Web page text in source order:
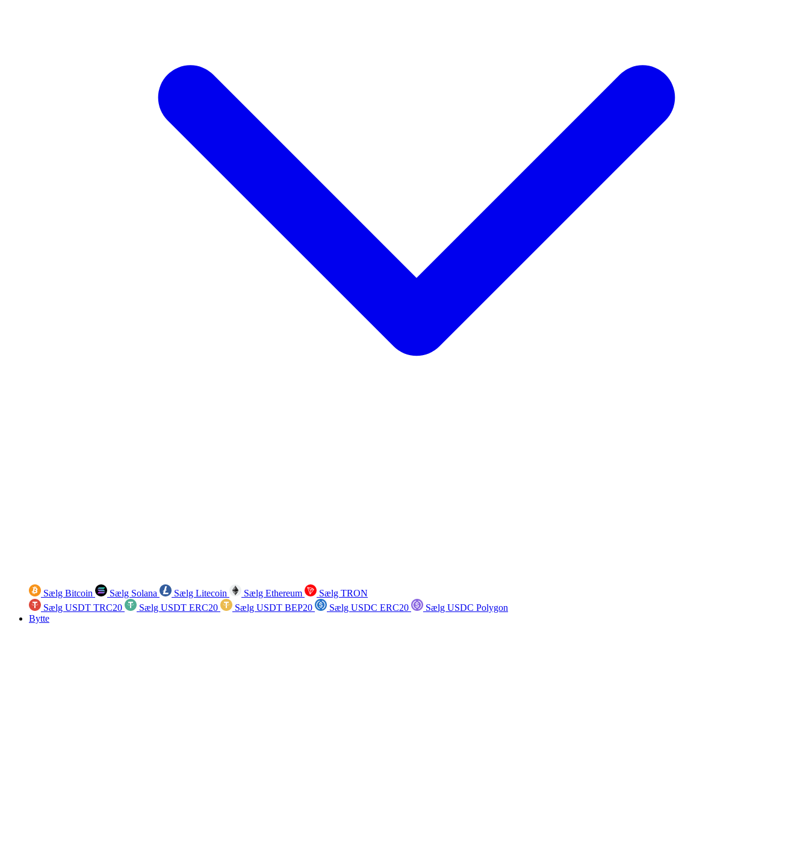
Sælg Bitcoin Sælg Solana Sælg Litecoin Sælg Ethereum
Sælg TRON
Sælg USDT TRC20
Sælg USDT ERC20 Sælg USDT BEP20 Sælg USDC ERC20
Sælg USDC Polygon
Bytte